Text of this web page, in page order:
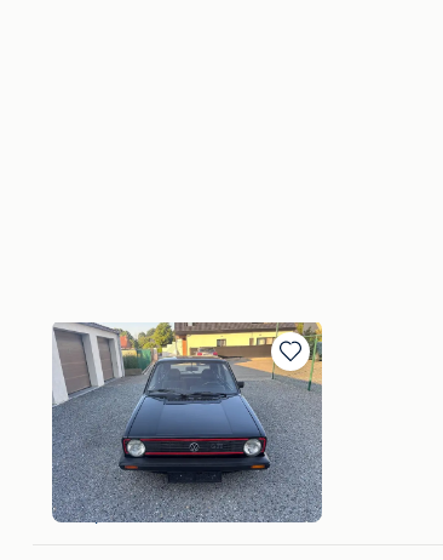
Bewaren
in
Mijn
Favorieten
Peter
Diepenbeek